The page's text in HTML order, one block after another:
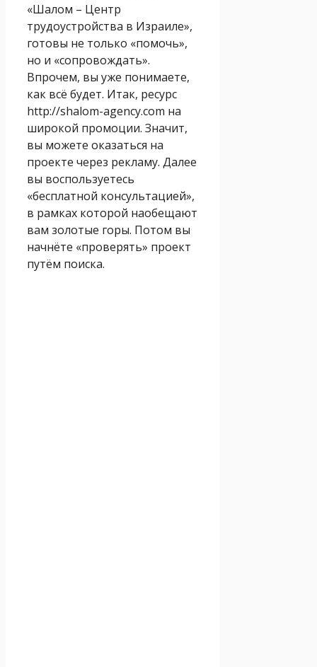
«Шалом – Центр
трудоустройства в Израиле»,
готовы не только «помочь»,
но и «сопровождать».
Впрочем, вы уже понимаете,
как всё будет. Итак, ресурс
http://shalom-agency.com на
широкой промоции. Значит,
вы можете оказаться на
проекте через рекламу. Далее
вы воспользуетесь
«бесплатной консультацией»,
в рамках которой наобещают
вам золотые горы. Потом вы
начнёте «проверять» проект
путём поиска.